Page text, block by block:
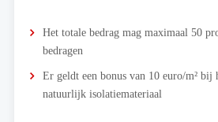
Het totale bedrag mag maximaal 50
bedragen
Er geldt een bonus van 10 euro/m² bij
natuurlijk isolatiemateriaal